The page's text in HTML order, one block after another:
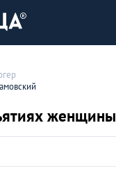
женщины